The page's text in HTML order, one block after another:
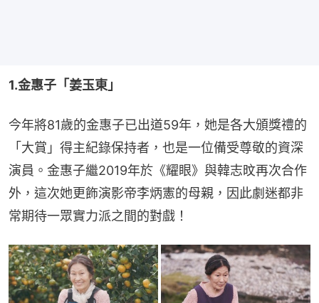
1.金惠子「姜玉東」
今年將81歲的金惠子已出道59年，她是各大頒獎禮的
「大賞」得主紀錄保持者，也是一位備受尊敬的資深
演員。金惠子繼2019年於《耀眼》與韓志旼再次合作
外，這次她更飾演影帝李炳憲的母親，因此劇迷都非
常期待一眾實力派之間的對戲！